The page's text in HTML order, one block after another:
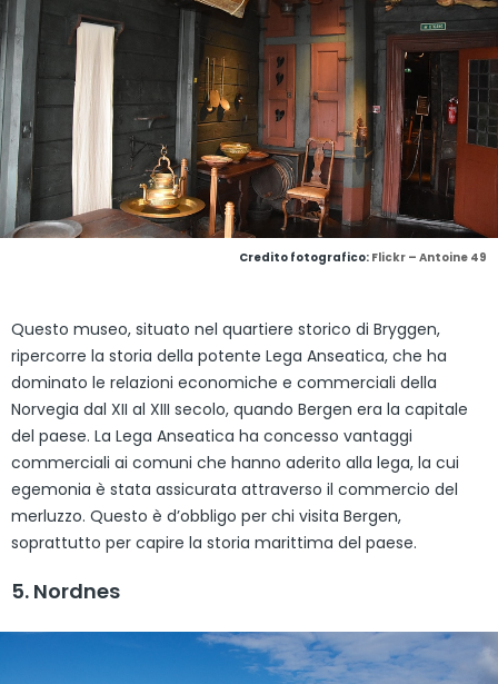
Credito fotografico: Flickr – Antoine 49
Questo museo, situato nel quartiere storico di Bryggen,
ripercorre la storia della potente Lega Anseatica, che ha
dominato le relazioni economiche e commerciali della
Norvegia dal XII al XIII secolo, quando Bergen era la capitale
del paese. La Lega Anseatica ha concesso vantaggi
commerciali ai comuni che hanno aderito alla lega, la cui
egemonia è stata assicurata attraverso il commercio del
merluzzo. Questo è d’obbligo per chi visita Bergen,
soprattutto per capire la storia marittima del paese.
5. Nordnes